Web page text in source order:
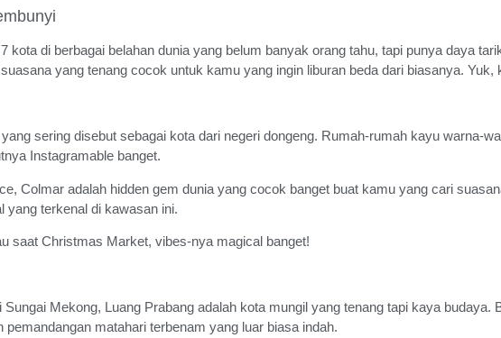
kota di berbagai belahan dunia yang belum banyak orang tahu, tapi punya daya
yang tenang cocok untuk kamu yang ingin liburan beda dari biasanya. Yuk,
sering disebut sebagai kota dari negeri dongeng. Rumah-rumah kayu warna-
Instagramable banget.
Colmar adalah hidden gem dunia yang cocok banget buat kamu yang cari
yang terkenal di kawasan ini.
saat Christmas Market, vibes-nya magical banget!
Sungai Mekong, Luang Prabang adalah kota mungil yang tenang tapi kaya
matahari terbenam yang luar biasa indah.